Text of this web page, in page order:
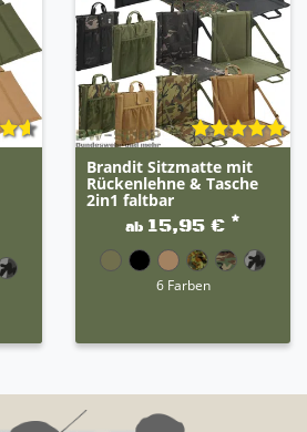
Brandit Sitzmatte mit
Rückenlehne & Tasche
2in1 faltbar
ab 15,95 € *
6 Farben